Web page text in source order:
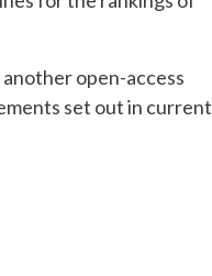
open-access
set out in current